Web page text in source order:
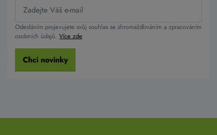
Odesláním projevujete svůj souhlas se shromažďováním a zpracováním
osobních údajů. Více zde
Chci novinky